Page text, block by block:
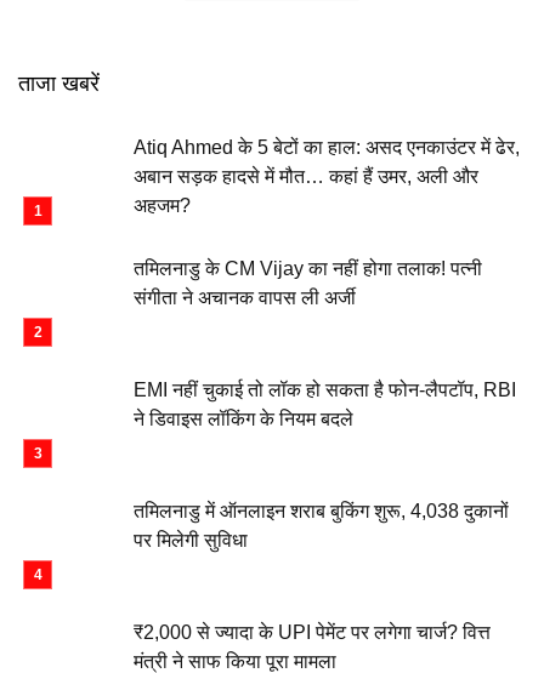
ताजा खबरें
Atiq Ahmed के 5 बेटों का हाल: असद एनकाउंटर में ढेर,
अबान सड़क हादसे में मौत… कहां हैं उमर, अली और
अहजम?
तमिलनाडु के CM Vijay का नहीं होगा तलाक! पत्नी
संगीता ने अचानक वापस ली अर्जी
EMI नहीं चुकाई तो लॉक हो सकता है फोन-लैपटॉप, RBI
ने डिवाइस लॉकिंग के नियम बदले
तमिलनाडु में ऑनलाइन शराब बुकिंग शुरू, 4,038 दुकानों
पर मिलेगी सुविधा
₹2,000 से ज्यादा के UPI पेमेंट पर लगेगा चार्ज? वित्त
मंत्री ने साफ किया पूरा मामला